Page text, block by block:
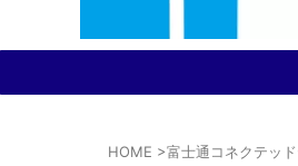
HOME >富士通コネクテッ